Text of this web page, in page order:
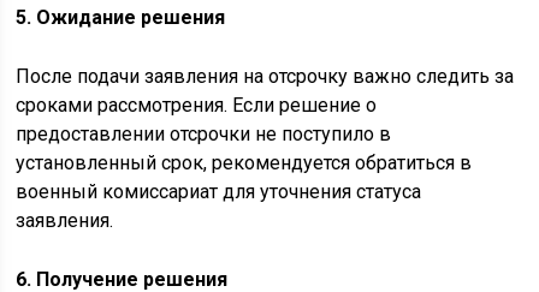
5. Ожидание решения
После подачи заявления на отсрочку важно следить за
сроками рассмотрения. Если решение о
предоставлении отсрочки не поступило в
установленный срок, рекомендуется обратиться в
военный комиссариат для уточнения статуса
заявления.
6. Получение решения